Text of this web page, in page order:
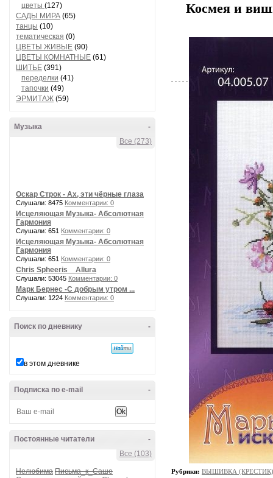
цветы (127)
САДЫ МИРА (65)
танцы (10)
тематическая (0)
ЦВЕТЫ ЖИВЫЕ (90)
ЦВЕТЫ КОМНАТНЫЕ (61)
ШИТЬЕ (391)
переделки (41)
тапочки (49)
ЭРМИТАЖ (59)
-
Музыка
Все (273)
Оскар Строк - Ах, эти чёрные глаза
Слушали: 8475 Комментарии: 0
Исцеляющая Музыка- Абсолютная
Гармония
Слушали: 651 Комментарии: 0
Исцеляющая Музыка- Абсолютная
Гармония
Слушали: 651 Комментарии: 0
Chris Spheeris _ Allura
Слушали: 53045 Комментарии: 0
Марк Бернес -С добрым утром ...
Слушали: 1224 Комментарии: 0
-
Поиск по дневнику
в этом дневнике
-
Подписка по e-mail
-
Постоянные читатели
Все (103)
Нелюбима Письма_к_Саше
Космея и
Рубрики: ВЫШИВКА (КРЕСТИК)/